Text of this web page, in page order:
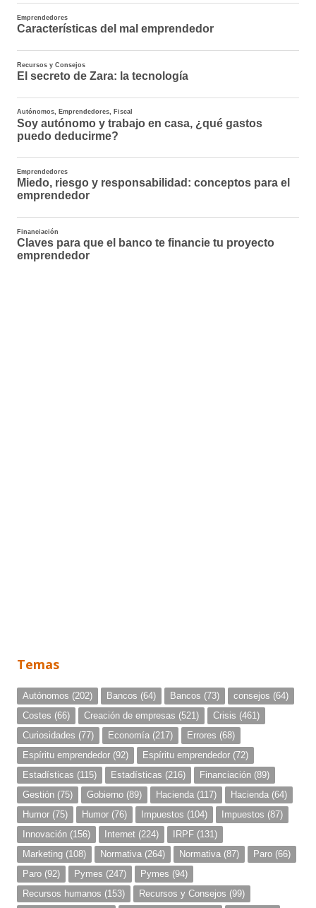
Temas
Autónomos (202) Bancos (64) Bancos (73) consejos (64)
Costes (66) Creación de empresas (521) Crisis (461)
Curiosidades (77) Economía (217) Errores (68)
Espíritu emprendedor (92) Espíritu emprendedor (72)
Estadísticas (115) Estadísticas (216) Financiación (89)
Gestión (75) Gobierno (89) Hacienda (117) Hacienda (64)
Humor (75) Humor (76) Impuestos (104) Impuestos (87)
Innovación (156) Internet (224) IRPF (131)
Marketing (108) Normativa (264) Normativa (87) Paro (66)
Paro (92) Pymes (247) Pymes (94)
Recursos humanos (153) Recursos y Consejos (99)